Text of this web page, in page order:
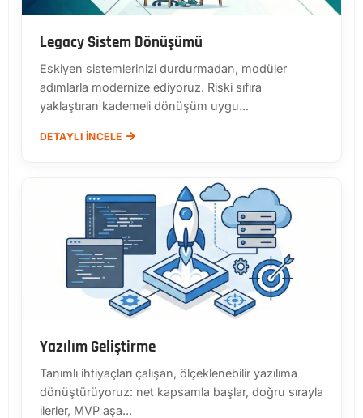
Legacy Sistem Dönüşümü
Eskiyen sistemlerinizi durdurmadan, modüler
adımlarla modernize ediyoruz. Riski sıfıra
yaklaştıran kademeli dönüşüm uygu...
DETAYLI İNCELE
Yazılım Geliştirme
Tanımlı ihtiyaçları çalışan, ölçeklenebilir yazılıma
dönüştürüyoruz: net kapsamla başlar, doğru sırayla
ilerler, MVP aşa...